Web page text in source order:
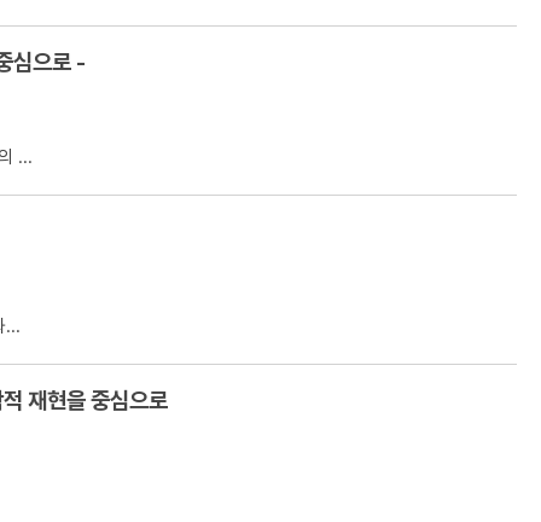
심으로 -
...
...
재현을 중심으로